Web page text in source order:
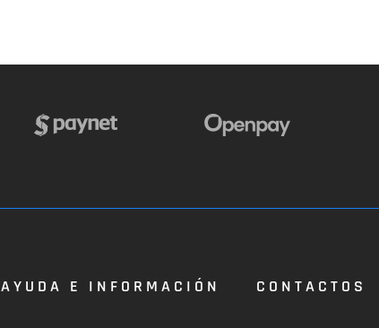
AYUDA E INFORMACIÓN CONTACTOS